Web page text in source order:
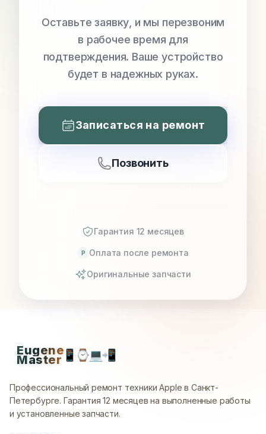
Оставьте заявку, и мы перезвоним
в рабочее время для
подтверждения. Ваше устройство
будет в надежных руках.
Записаться на ремонт
Позвонить
Гарантия 12 месяцев
P Оплата после ремонта
Оригинальные запчасти
Eugene
Master📱 ⌚💻📲
Профессиональный ремонт техники Apple в Санкт-
Петербурге. Гарантия 12 месяцев на выполненные работы
и установленные запчасти.